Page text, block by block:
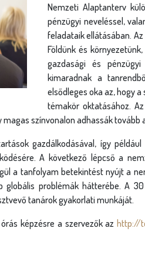
Nemzeti Alaptanterv
pénzügyi neveléssel,
feladataik ellátásában.
Földünk és
gazdasági és
kimaradnak a
elsődleges oka az, hogy
témakör oktatásához.
színvonalon adhassák
gazdálkodásával, így
A következő lépcső a
a tanfolyam betekintést nyújt a
problémák hátterébe. A
tanárok gyakorlati munkáját.
képzésre a szervezők az http://